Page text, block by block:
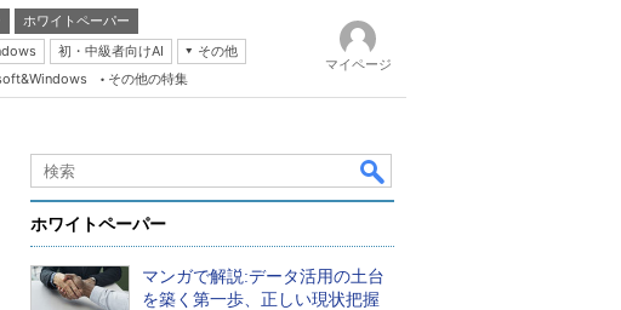
ホワイトペーパー
初・中級者向けAI
その他
Storage
Expert
その他の特集
マイページ
ホワイトペーパー
マンガで解説:データ活用の土台
を築く第一歩、正しい現状把握